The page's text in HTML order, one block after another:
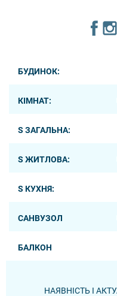
БУДИНОК:
КІМНАТ:
S ЗАГАЛЬНА:
S ЖИТЛОВА:
S КУХНЯ:
САНВУЗОЛ
БАЛКОН
НАЯВНІСТЬ І